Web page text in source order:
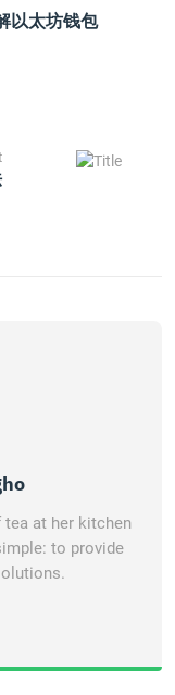
以太坊钱包
tea at her kitchen
to provide